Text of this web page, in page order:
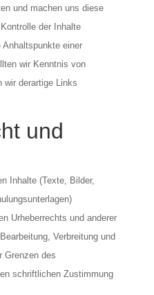
und machen uns diese
der Inhalte
einer
wir Kenntnis von
wir derartige Links
und
Inhalte (Texte, Bilder,
Urheberrechts und anderer
Verbreitung und
Grenzen des
schriftlichen Zustimmung